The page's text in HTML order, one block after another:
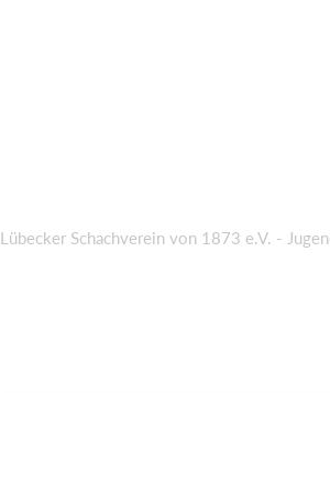
Lübecker Schachverein von 1873 e.V. -